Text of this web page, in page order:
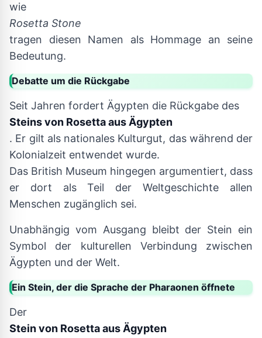
wie
Rosetta Stone
tragen diesen Namen als Hommage an seine
Bedeutung.
Debatte um die Rückgabe
Seit Jahren fordert Ägypten die Rückgabe des
Steins von Rosetta aus Ägypten
. Er gilt als nationales Kulturgut, das während der
Kolonialzeit entwendet wurde.
Das British Museum hingegen argumentiert, dass
er dort als Teil der Weltgeschichte allen
Menschen zugänglich sei.
Unabhängig vom Ausgang bleibt der Stein ein
Symbol der kulturellen Verbindung zwischen
Ägypten und der Welt.
Ein Stein, der die Sprache der Pharaonen öffnete
Der
Stein von Rosetta aus Ägypten